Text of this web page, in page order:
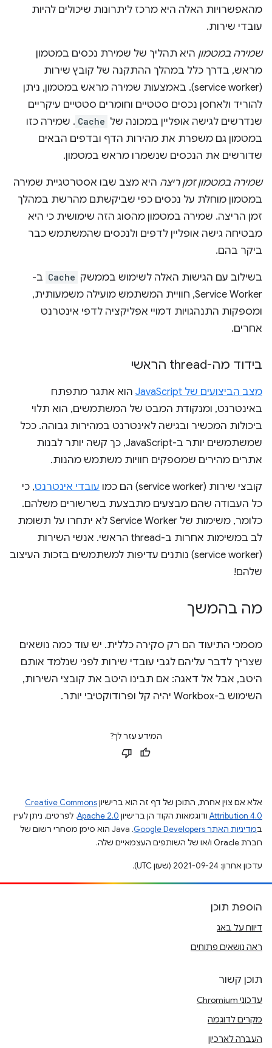
מהאפשרויות האלה היא מרכז ליתרונות שיכולים להיות
עובדי שירות.
שמירה במטמון היא תהליך של שמירת נכסים במטמון
מראש, בדרך כלל במהלך ההתקנה של קובץ שירות
(service worker). באמצעות שמירה מראש במטמון, ניתן
להוריד ולאחסן נכסים סטטיים וחומרים סטטיים עיקריים
שנדרשים לגישה אופליין במכונה של Cache . שמירה כזו
במטמון גם משפרת את מהירות הדף ובדפים הבאים
שדורשים את הנכסים שנשמרו מראש במטמון.
שמירה במטמון זמן ריצה היא מצב שבו אסטרטגיית שמירה
במטמון מוחלת על נכסים כפי שביקשתם מהרשת במהלך
זמן הריצה. שמירה במטמון מהסוג הזה שימושית כי היא
מבטיחה גישה אופליין לדפים ולנכסים שהמשתמש כבר
ביקר בהם.
בשילוב עם הגישות האלה לשימוש בממשק Cache ב-
Service Worker, חוויית המשתמש מועילה משמעותית,
ומספקות התנהגויות דמויי אפליקציה לדפי אינטרנט
אחרים.
בידוד מה-thread הראשי
מצב הביצועים של JavaScript
הוא אתגר מתפתח
באינטרנט, ומנקודת המבט של המשתמשים, הוא תלוי
ביכולות המכשיר ובגישה לאינטרנט במהירות גבוהה. ככל
שמשתמשים יותר ב-JavaScript, כך קשה יותר לבנות
אתרים מהירים שמספקים חוויות משתמש מהנות.
קובצי שירות (service worker) הם כמו עובדי אינטרנט, כי
כל העבודה שהם מבצעים מתבצעת בשרשורים משלהם.
כלומר, משימות של Service Worker לא יתחרו על תשומת
לב במשימות אחרות ב-thread הראשי. אנשי השירות
(service worker) נותנים עדיפות למשתמשים בזכות העיצוב
שלהם!
מה בהמשך
מסמכי התיעוד הם רק סקירה כללית. יש עוד כמה נושאים
שצריך לדבר עליהם לגבי עובדי שירות לפני שנלמד אותם
היטב, אבל אל דאגה: אם תבינו היטב את קובצי השירות,
השימוש ב-Workbox יהיה קל ופרודוקטיבי יותר.
המידע עזר לך?
אלא אם צוין אחרת, התוכן של דף זה הוא ברישיוןCreative Commons
Attribution 4.0 ודוגמאות הקוד הן ברישיון Apache 2.0. לפרטים, ניתן לעיין
במדיניות האתר Google Developers‏
.‏ Java הוא סימן מסחרי רשום של
חברת Oracle ו/או של השותפים העצמאיים שלה.
עדכון אחרון: 2021-09-24 (שעון UTC).
הוספת תוכן
דיווח על באג
ראה נושאים פתוחים
תוכן קשור
עדכוני Chromium
מקרים לדוגמה
העברה לארכיון